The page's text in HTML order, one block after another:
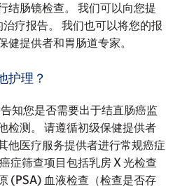
结肠镜检查。 我们可以向您提
疗报告。 我们也可以将您的报
健提供者和胃肠道专家。
护理？
知您是否需要出于结直肠癌监
检测。 请遵循初级保健提供者
他医疗服务提供者进行常规癌症
症筛查项目包括乳房 X 光检查
(PSA) 血液检查（检查是否存